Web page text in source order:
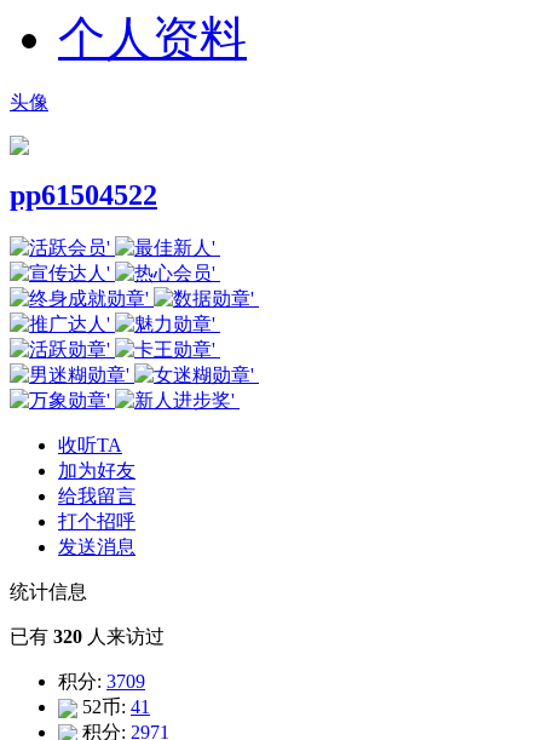
个人资料
头像
pp61504522
收听TA
加为好友
给我留言
打个招呼
发送消息
统计信息
已有 320 人来访过
积分: 3709
52币: 41
积分: 2971